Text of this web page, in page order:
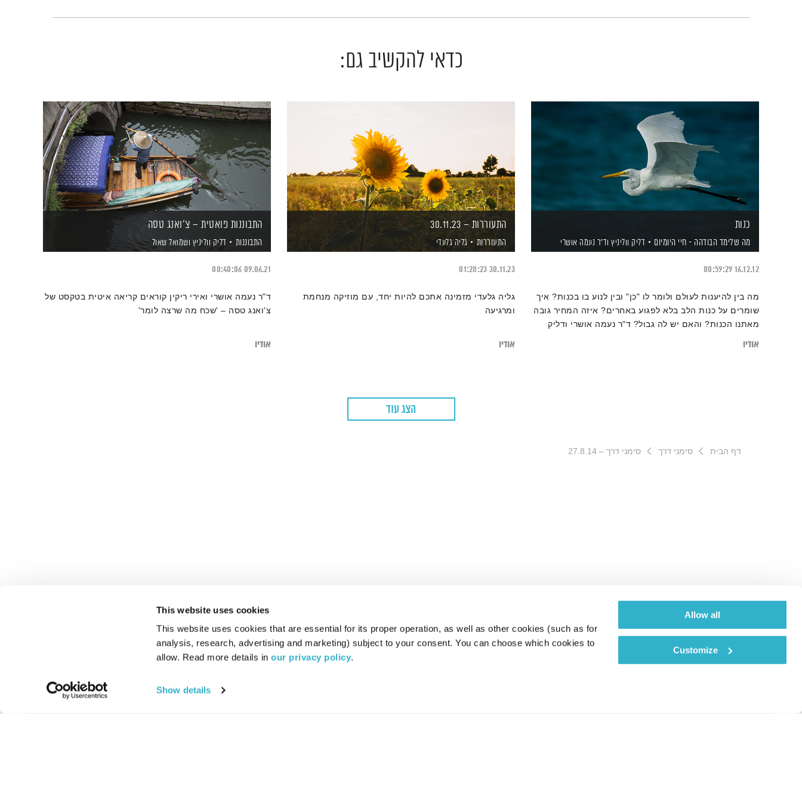
This website uses cookies
This website uses cookies that are essential for its proper operation, as well as other cookies (such as for
analysis, research, advertising and marketing) subject to your consent. You can choose which cookies to
allow. Read more details in our privacy policy.
Show details
Allow all
Customize
כדאי להקשיב גם:
כנות
מה שלימד הבודהה - חיי היומיום דליק ווליניץ וד"ר נעמה אושרי
16.12.12
00:59:29
מה בין להיענות לעולם ולומר לו "כן" ובין לנוע בו בכנות? איך
שומרים על כנות הלב בלא לפגוע באחרים? איזה המחיר גובה
מאתנו הכנות? והאם יש לה גבול? ד"ר נעמה אושרי ודליק
אודיו
התעוררות – 30.11.23
התעוררות גליה גלעדי
30.11.23
01:28:23
גליה גלעדי מזמינה אתכם להיות יחד, עם מוזיקה מנחמת
ומרגיעה
אודיו
התבוננות פואטית – צ'ואנג טסה
התבוננות דליק ווליניץ ושמואל שאול
09.06.21
00:40:06
ד"ר נעמה אושרי ואירי ריקין קוראים קריאה איטית בטקסט של
צ'ואנג טסה – 'שכח מה שרצה לומר'
אודיו
הצג עוד
דף הבית סימני דרך סימני דרך – 27.8.14